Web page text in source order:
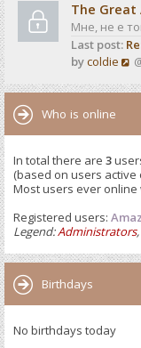
The Great
Мне, не е
Last post:
bycoldie
V
e
e
l
a
t
e
t
Who is online
In total there are 3
(based on users
Most users ever online
Registered users:
Legend:Administrators,
Birthdays
No birthdays today